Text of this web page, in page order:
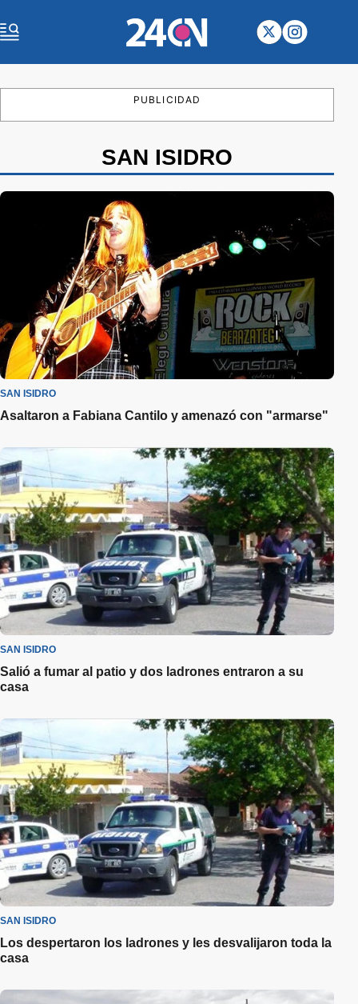
PUBLICIDAD
SAN ISIDRO
SAN ISIDRO
Asaltaron a Fabiana Cantilo y amenazó con "armarse"
SAN ISIDRO
Salió a fumar al patio y dos ladrones entraron a su
casa
SAN ISIDRO
Los despertaron los ladrones y les desvalijaron toda la
casa